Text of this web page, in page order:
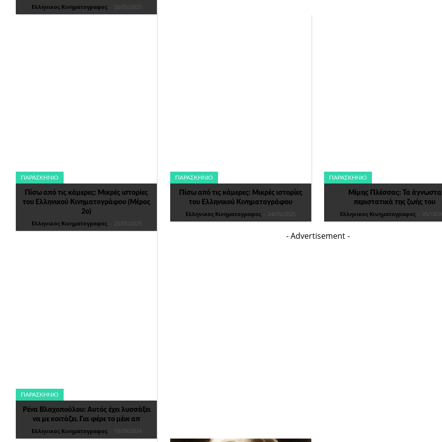
Ελληνικος Κινηματογραφος - 26/05/2025
ΠΑΡΑΣΚΉΝΙΟ
Πίσω από τις κάμερες: Μικρές ιστορίες
του Ελληνικού Κινηματογράφου (Μέρος
2ο)
Ελληνικος Κινηματογραφος - 25/05/2025
ΠΑΡΑΣΚΉΝΙΟ
Πίσω από τις κάμερες: Μικρές ιστορίες
του Ελληνικού Κινηματογράφου
Ελληνικος Κινηματογραφος - 24/05/2025
ΠΑΡΑΣΚΉΝΙΟ
Μίμης Πλέσσας: Τα άγνωστα
περιστατικά της ζωής του
Ελληνικος Κινηματογραφος - 05/10/
ΠΑΡΑΣΚΉΝΙΟ
Ρένα Βλαχοπούλου: Αυτός έχει λυσσάξει
να με κοιτάζει. Για φέρε το μέικ απ
Ελληνικος Κινηματογραφος - 19/09/2024
- Advertisement -